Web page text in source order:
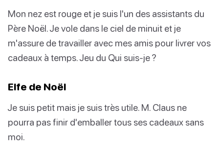
Mon nez est rouge et je suis l'un des assistants du
Père Noël. Je vole dans le ciel de minuit et je
m'assure de travailler avec mes amis pour livrer vos
cadeaux à temps. Jeu du Qui suis-je ?
Elfe de Noël
Je suis petit mais je suis très utile. M. Claus ne
pourra pas finir d'emballer tous ses cadeaux sans
moi.